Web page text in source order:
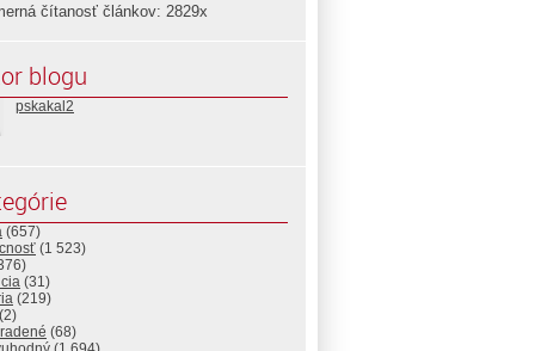
čítanosť článkov: 2829x
blogu
pskakal2
(657)
(1 523)
(31)
(219)
(68)